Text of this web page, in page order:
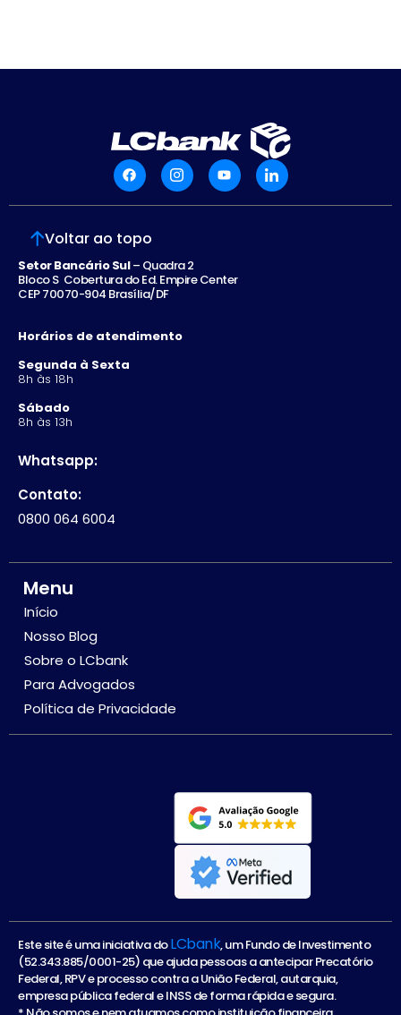
Voltar ao topo
Setor Bancário Sul– Quadra 2
Bloco S Cobertura do Ed. Empire Center
CEP 70070-904 Brasília/DF
Horários de atendimento
Segunda à Sexta
8h às 18h
Sábado
8h às 13h
Whatsapp:
Contato:
0800 064 6004
Menu
Início
Nosso Blog
Sobre o LCbank
Para Advogados
Política de Privacidade
Este site é uma iniciativa doLCbank, um Fundo de Investimento
(52.343.885/0001-25) que ajuda pessoas a antecipar Precatório
Federal, RPV e processo contra a União Federal, autarquia,
empresa pública federal e INSS de forma rápida e segura.